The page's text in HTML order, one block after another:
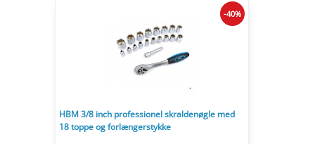
HBM 3/8 inch professionel skraldenøgle med
18 toppe og forlængerstykke
-40%